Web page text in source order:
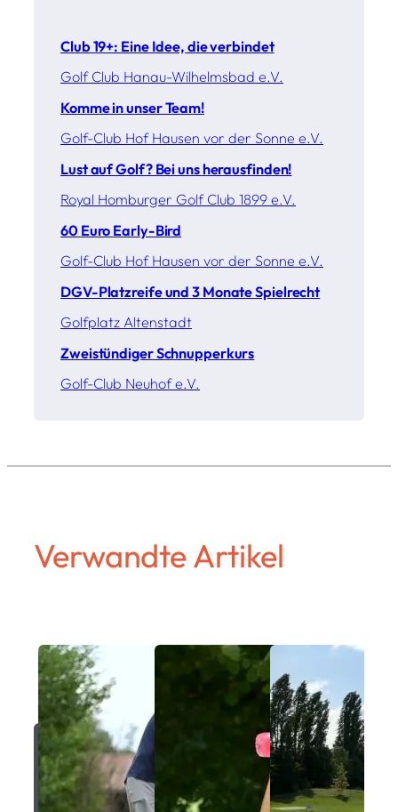
Club 19+: Eine Idee, die verbindet
Golf Club Hanau-Wilhelmsbad e.V.
Komme in unser Team!
Golf-Club Hof Hausen vor der Sonne e.V.
Lust auf Golf? Bei uns herausfinden!
Royal Homburger Golf Club 1899 e.V.
60 Euro Early-Bird
Golf-Club Hof Hausen vor der Sonne e.V.
DGV-Platzreife und 3 Monate Spielrecht
Golfplatz Altenstadt
Zweistündiger Schnupperkurs
Golf-Club Neuhof e.V.
Verwandte Artikel